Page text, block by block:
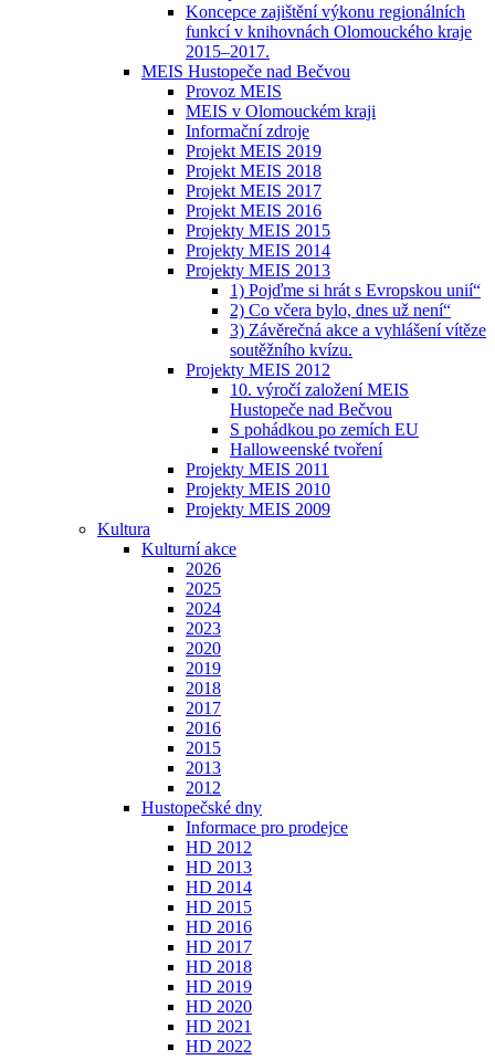
Koncepce zajištění výkonu regionálních
funkcí v knihovnách Olomouckého kraje
2015–2017.
MEIS Hustopeče nad Bečvou
Provoz MEIS
MEIS v Olomouckém kraji
Informační zdroje
Projekt MEIS 2019
Projekt MEIS 2018
Projekt MEIS 2017
Projekt MEIS 2016
Projekty MEIS 2015
Projekty MEIS 2014
Projekty MEIS 2013
1) Pojďme si hrát s Evropskou unií“
2) Co včera bylo, dnes už není“
3) Závěrečná akce a vyhlášení vítěze
soutěžního kvízu.
Projekty MEIS 2012
10. výročí založení MEIS
Hustopeče nad Bečvou
S pohádkou po zemích EU
Halloweenské tvoření
Projekty MEIS 2011
Projekty MEIS 2010
Projekty MEIS 2009
Kultura
Kulturní akce
2026
2025
2024
2023
2020
2019
2018
2017
2016
2015
2013
2012
Hustopečské dny
Informace pro prodejce
HD 2012
HD 2013
HD 2014
HD 2015
HD 2016
HD 2017
HD 2018
HD 2019
HD 2020
HD 2021
HD 2022